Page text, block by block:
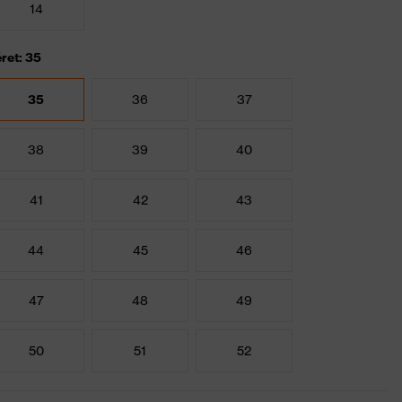
14
35
35 36 37
38 39 40
41 42 43
44 45 46
47 48 49
50 51 52